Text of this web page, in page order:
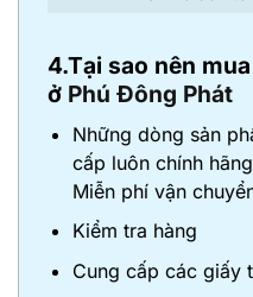
4.Tại sao nên
ở Phú Đông Phát
Những dòng sản
cấp luôn chính
Miễn phí vận
Kiểm tra hàng
Cung cấp các giấy